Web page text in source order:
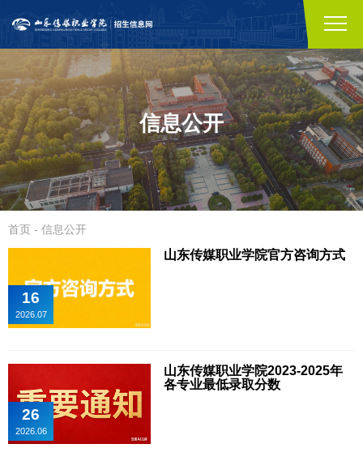
信息公开
首页 - 信息公开
16
2026.07
山东传媒职业学院官方咨询方式
26
2026.06
山东传媒职业学院2023-2025年
各专业最低录取分数